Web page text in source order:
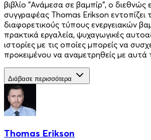
βιβλίο "Ανάμεσα σε βαμπίρ", ο διεθνώς
συγγραφέας Thomas Erikson εντοπίζει
διαφορετικούς τύπους ενεργειακών
πρακτικά εργαλεία, ψυχαγωγικές
ιστορίες με τις οποίες μπορείς να
προκειμένου να αναμετρηθείς με αυτά
Διάβασε περισσότερα
Thomas Erikson